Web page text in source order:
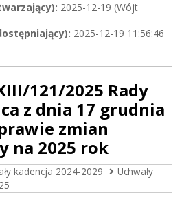
2025-12-19 (Wójt
2025-12-19 11:56:46
121/2025 Rady
z dnia 17 grudnia
zmian
na 2025 rok
kadencja 2024-2029
Uchwały